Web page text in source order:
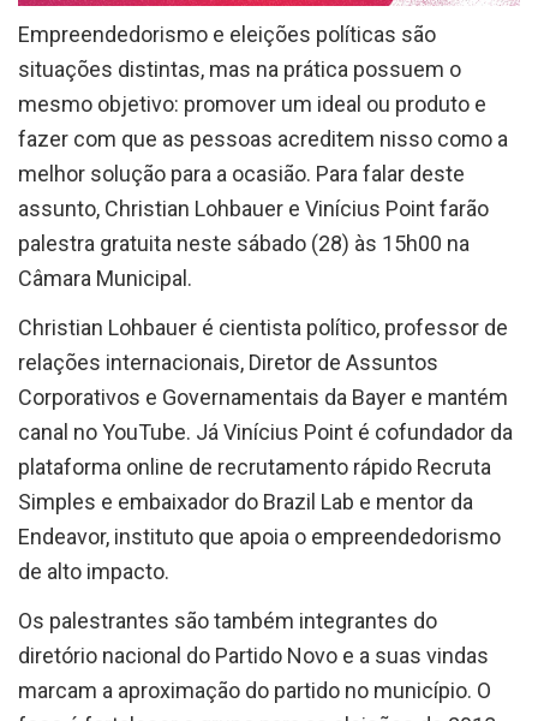
Empreendedorismo e eleições políticas são
situações distintas, mas na prática possuem o
mesmo objetivo: promover um ideal ou produto e
fazer com que as pessoas acreditem nisso como a
melhor solução para a ocasião. Para falar deste
assunto, Christian Lohbauer e Vinícius Point farão
palestra gratuita neste sábado (28) às 15h00 na
Câmara Municipal.
Christian Lohbauer é cientista político, professor de
relações internacionais, Diretor de Assuntos
Corporativos e Governamentais da Bayer e mantém
canal no YouTube. Já Vinícius Point é cofundador da
plataforma online de recrutamento rápido Recruta
Simples e embaixador do Brazil Lab e mentor da
Endeavor, instituto que apoia o empreendedorismo
de alto impacto.
Os palestrantes são também integrantes do
diretório nacional do Partido Novo e a suas vindas
marcam a aproximação do partido no município. O